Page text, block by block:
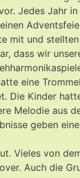
Jedes Jahr
mit und
dass wir
eine
Die Kinder
Melodie aus
geben
Vieles von
Auch die